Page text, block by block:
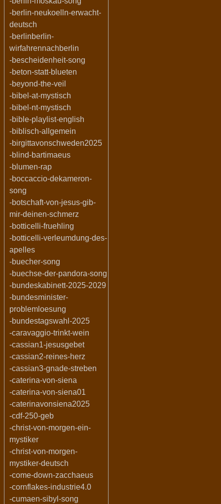
-berlin-neukoelln-erwacht-
deutsch
-berlinberlin-
wirfahrennachberlin
-bescheidenheit-song
-beton-statt-blueten
-beyond-the-veil
-bibel-at-mystisch
-bibel-nt-mystisch
-bible-playlist-english
-biblisch-allgemein
-birgittavonschweden2025
-blind-bartimaeus
-blumen-rap
-boccaccio-dekameron-
song
-botschaft-von-jesus-gib-
mir-deinen-schmerz
-botticelli-fruehling
-botticelli-verleumdung-des-
apelles
-buecher-song
-buechse-der-pandora-song
-bundeskabinett-2025-2029
-bundesminister-
problemloesung
-bundestagswahl-2025
-caravaggio-trinkt-wein
-cassian1-jesusgebet
-cassian2-reines-herz
-cassian3-gnade-streben
-caterina-von-siena
-caterina-von-siena01
-caterinavonsiena2025
-cdf-250-geb
-christ-von-morgen-ein-
mystiker
-christ-von-morgen-
mystiker-deutsch
-come-down-zacchaeus
-cornflakes-industrie4.0
-cumaen-sibyl-song